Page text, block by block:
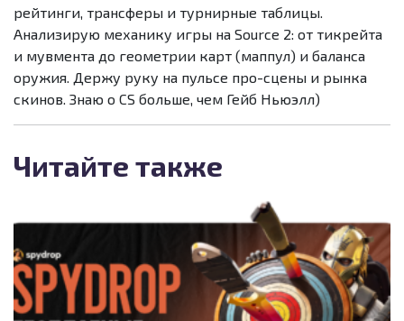
рейтинги, трансферы и турнирные таблицы.
Анализирую механику игры на Source 2: от тикрейта
и мувмента до геометрии карт (маппул) и баланса
оружия. Держу руку на пульсе про-сцены и рынка
скинов. Знаю о CS больше, чем Гейб Ньюэлл)
Читайте также